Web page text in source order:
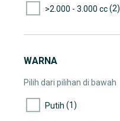
>2.000 - 3.000 cc(2)
WARNA
Pilih dari pilihan di bawah
Putih (1)